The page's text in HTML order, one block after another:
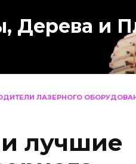
Дерева и
ЛАЗЕРНОГО
лучшие